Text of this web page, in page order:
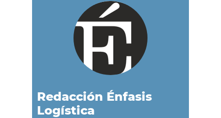
Redacción Énfasis
Logística